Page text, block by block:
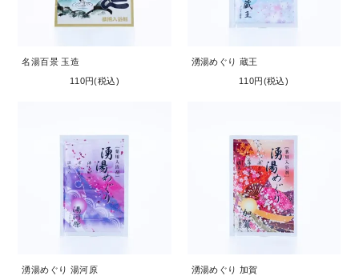
名湯百景 玉造
110円(税込)
湧湯めぐり 蔵王
110円(税込)
湧湯めぐり 湯河原
湧湯めぐり 加賀